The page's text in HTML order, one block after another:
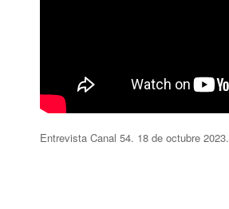
Entrevista Canal 54. 18 de octubre 2023.